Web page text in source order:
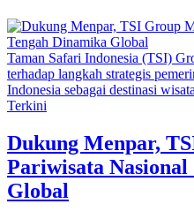
Taman Safari Indonesia (TSI)
terhadap langkah strategis
Indonesia sebagai destinasi
Terkini
Dukung Menpar,
Pariwisata
Global